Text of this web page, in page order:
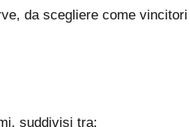
da scegliere come vincitori
suddivisi tra: